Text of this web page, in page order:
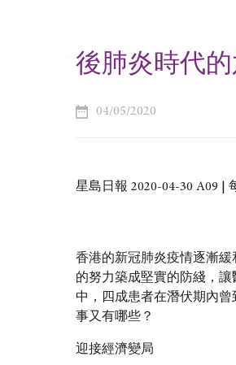
後肺炎時代
04/05/2020
星島日報 2020-04-30 A09 |
香港的新冠肺炎疫情逐漸
的努力築成堅實的防綫，
中，四成患者在潛伏期內
事又有哪些？
迎接經濟變局